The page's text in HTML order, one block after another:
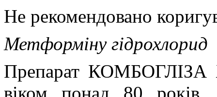
Не рекомендовано
Метформіну гідрохлорид
Препарат КОМБОГЛІЗА
віком понад 80 років,